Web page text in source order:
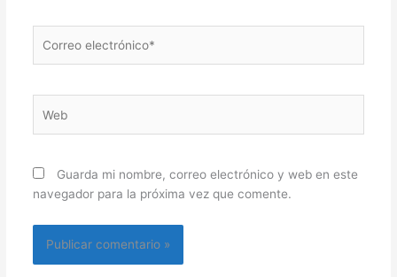
electrónico*
Guarda mi nombre, correo electrónico y web en este
navegador para la próxima vez que comente.